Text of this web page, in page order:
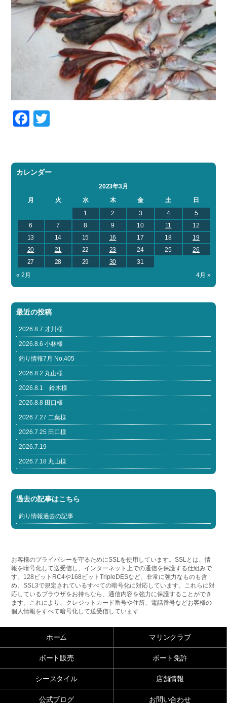
Facebook
カレンダー
2023年3月
月
火 水 木 金 土
日
1
2 3 4
5
6
7 8 9 10 11
12
13
14 15 16 17 18
19
20
21 22 23 24 25
26
27
28 29 30
31
« 2月
4月 »
最近の投稿
2026.8.7 才川様
2026.8.6 小林様
釣り情報7月 No,405
2026.8.2 丸山様
2026.8.1 鈴木様
2026.8.8 田口様
2026.7.27 二葉様
2026.7.25 田口様
2026.7.19
2026.7.18 丸山様
過去の記事はこちら
釣り情報過去の記事
お客様のプライバシーを守るためにSSLを使用しています。SSLとは、情
報を暗号化して送受信し、インターネット上での通信を保護する仕組みで
す。128ビットRC4や168ビットTripleDESなど、非常に強力なものも含
め、SSL3で規定されているすべての暗号化に対応しています。これらに対
応しているブラウザをお持ちなら、通信内容を強力に保護することができ
ます。これにより、クレジットカード番号や住所、電話番号などお客様の
個人情報をすべて暗号化して送受信しています
ホーム マリンクラブ
ボート販売 ボート免許
シースタイル 店舗情報
公式ブログ お問い合わせ